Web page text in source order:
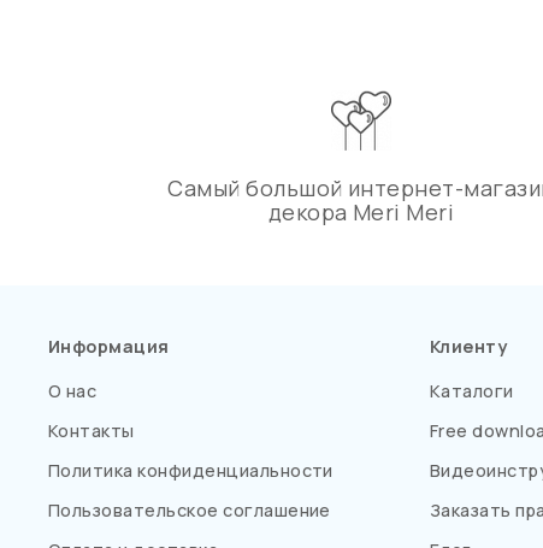
Самый большой интернет-
декора Meri Meri
Информация
О нас
Контакты
Политика конфиденциальности
Пользовательское соглашение
Клиенту
Каталоги
Free
Заказать